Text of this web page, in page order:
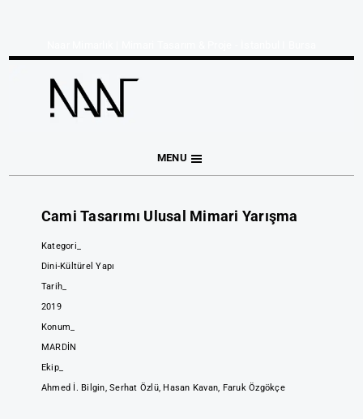
MENU
Cami Tasarımı Ulusal Mimari Yarışma
Kategori_
Dini-Kültürel Yapı
Tarih_
2019
Konum_
MARDİN
Ekip_
Ahmed İ. Bilgin, Serhat Özlü, Hasan Kavan, Faruk Özgökçe